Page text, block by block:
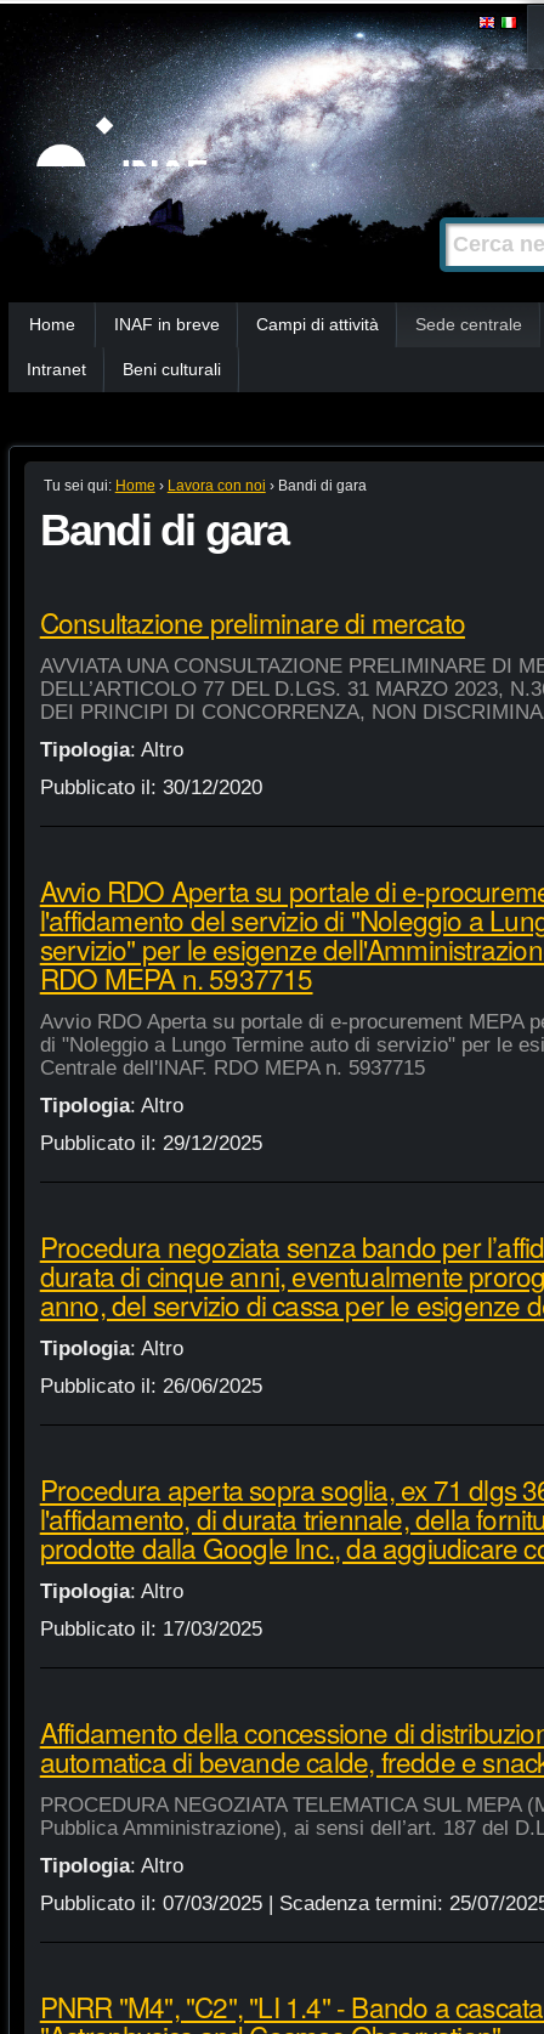
Strumenti
personali
Salta
contenuti.
|
Salta
alla
navigazione
Cerca nel
Ricerca
avanzata…
Home INAF in breve Campi di attività Sede centrale
Intranet Beni culturali
Tu sei qui: Home › Lavora con noi › Bandi di gara
Bandi di gara
Consultazione preliminare di mercato
AVVIATA UNA CONSULTAZIONE PRELIMINARE DI
DELL’ARTICOLO 77 DEL D.LGS. 31 MARZO 2023,
DEI PRINCIPI DI CONCORRENZA, NON
Tipologia: Altro
Pubblicato il: 30/12/2020
Avvio RDO Aperta su portale di e-
l'affidamento del servizio di "Noleggio a
servizio" per le esigenze
RDO MEPA n. 5937715
Avvio RDO Aperta su portale di e-procurement MEPA
di "Noleggio a Lungo Termine auto di servizio" per le
Centrale dell'INAF. RDO MEPA n. 5937715
Tipologia: Altro
Pubblicato il: 29/12/2025
Procedura negoziata senza bando per
durata di cinque anni, eventualmente
anno, del servizio di cassa per le esigenze
Tipologia: Altro
Pubblicato il: 26/06/2025
Procedura aperta sopra soglia, ex 71 dlgs
l'affidamento, di durata triennale, della
prodotte dalla Google Inc., da aggiudicare
Tipologia: Altro
Pubblicato il: 17/03/2025
Affidamento della concessione di
automatica di bevande calde, fredde e
PROCEDURA NEGOZIATA TELEMATICA SUL MEPA
Pubblica Amministrazione), ai sensi dell’art. 187 del
Tipologia: Altro
Pubblicato il: 07/03/2025| Scadenza termini: 25/07/
PNRR "M4", "C2", "LI 1.4" - Bando a